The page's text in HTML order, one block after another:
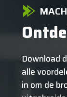
Download
alle
in om de